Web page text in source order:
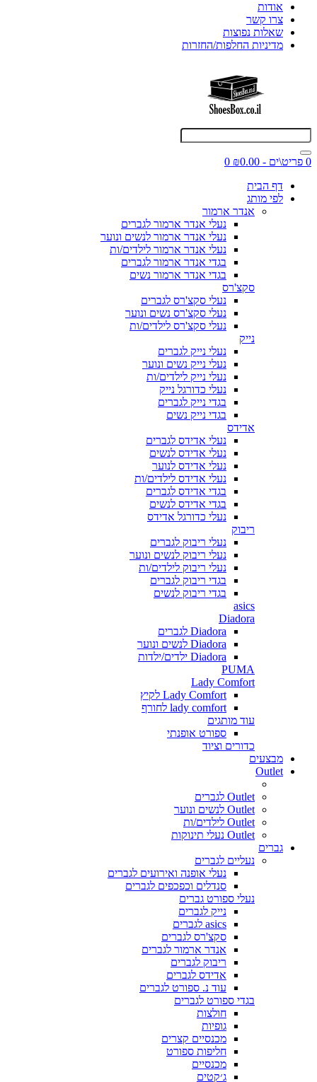
אודות
צרו קשר
שאלות נפוצות
מדיניות החלפות/החזרות
0 פריט\ים - ₪0.00
0
דף הבית
לפי מותג
אנדר ארמור
נעלי אנדר ארמור לגברים
נעלי אנדר ארמור לנשים ונוער
נעלי אנדר ארמור לילדים/ות
בגדי אנדר ארמור לגברים
בגדי אנדר ארמור נשים
סקצ'רס
נעלי סקצ'רס לגברים
נעלי סקצ'רס נשים ונוער
נעלי סקצ'רס לילדים/ות
נייק
נעלי נייק לגברים
נעלי נייק נשים ונוער
נעלי נייק לילדים/ות
נעלי כדורגל נייק
בגדי נייק לגברים
בגדי נייק נשים
אדידס
נעלי אדידס לגברים
נעלי אדידס לנשים
נעלי אדידס לנוער
נעלי אדידס לילדים/ות
בגדי אדידס לגברים
בגדי אדידס לנשים
נעלי כדורגל אדידס
ריבוק
נעלי ריבוק לגברים
נעלי ריבוק לנשים ונוער
נעלי ריבוק לילדים/ות
בגדי ריבוק לגברים
בגדי ריבוק לנשים
asics
Diadora
Diadora לגברים
Diadora לנשים ונוער
Diadora ילדים/ילדות
PUMA
Lady Comfort
Lady Comfort לקיץ
lady comfort לחורף
עוד מותגים
ספורט אופנתי
כדורים וציוד
מבצעים
Outlet
Outlet לגברים
Outlet לנשים ונוער
Outlet לילדים/ות
Outlet נעלי תינוקות
גברים
נעליים לגברים
נעלי אופנה ואירועים לגברים
סנדלים וכפכפים לגברים
נעלי ספורט גברים
נייק לגברים
asics לגברים
סקצ'רס לגברים
אנדר ארמור לגברים
ריבוק לגברים
אדידס לגברים
עוד נ. ספורט לגברים
בגדי ספורט לגברים
חולצות
גופיות
מכנסיים קצרים
חליפות ספורט
מכנסיים
ג׳קטים